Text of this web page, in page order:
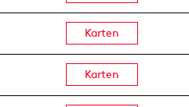
Karten
Karten